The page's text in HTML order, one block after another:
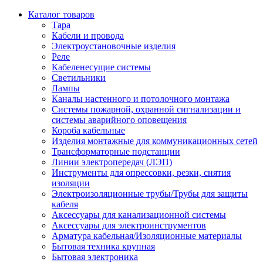
Каталог товаров
Тара
Кабели и провода
Электроустановочные изделия
Реле
Кабеленесущие системы
Светильники
Лампы
Каналы настенного и потолочного монтажа
Системы пожарной, охранной сигнализации и
системы аварийного оповещения
Короба кабельные
Изделия монтажные для коммуникационных сетей
Трансформаторные подстанции
Линии электропередач (ЛЭП)
Инструменты для опрессовки, резки, снятия
изоляции
Электроизоляционные трубы/Трубы для защиты
кабеля
Аксессуары для канализационной системы
Аксессуары для электроинструментов
Арматура кабельная/Изоляционные материалы
Бытовая техника крупная
Бытовая электроника